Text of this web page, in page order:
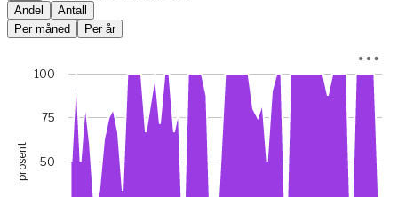
Andel
Antall
Per måned
Per år
Chart with 67 data points.
*I januar 2023 var bilsalget rekordlavt (5845 mot 49
View as data table, Chart
The chart has 1 X axis displaying Time. Data ranges from
The chart has 1 Y axis displaying prosent. Data ranges
Chart annotations summary
prosent 50
75
100